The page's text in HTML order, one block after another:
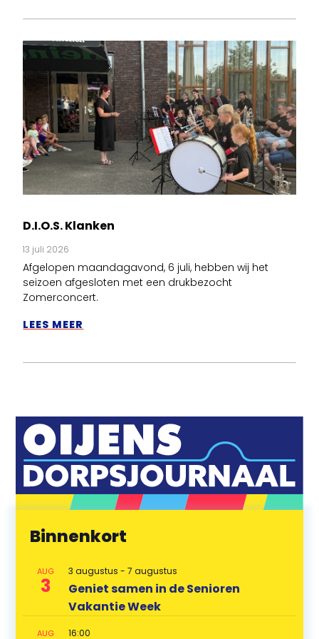
D.I.O.S. Klanken
13 juli 2026
Afgelopen maandagavond, 6 juli, hebben wij het
seizoen afgesloten met een drukbezocht
Zomerconcert.
LEES MEER
Binnenkort
AUG
3
3 augustus -7 augustus
Geniet samen in de Senioren
Vakantie Week
AUG 16:00